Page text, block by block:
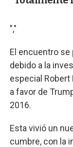
","
El encuentro
debido a la
especial
a favor de
2016.
Esta vivió un
cumbre, con la